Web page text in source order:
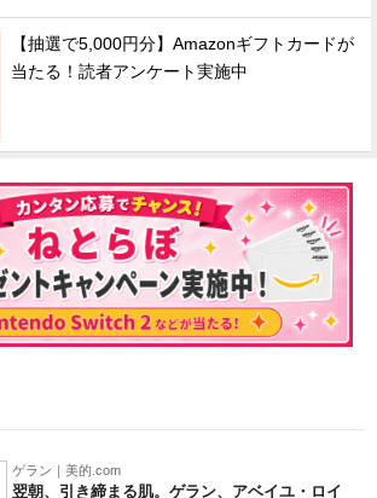
【抽選で5,000円分】Amazonギフトカードが
当たる！読者アンケート実施中
ゲラン｜美的.com
翌朝、引き締まる肌。ゲラン、アベイユ・ロイ